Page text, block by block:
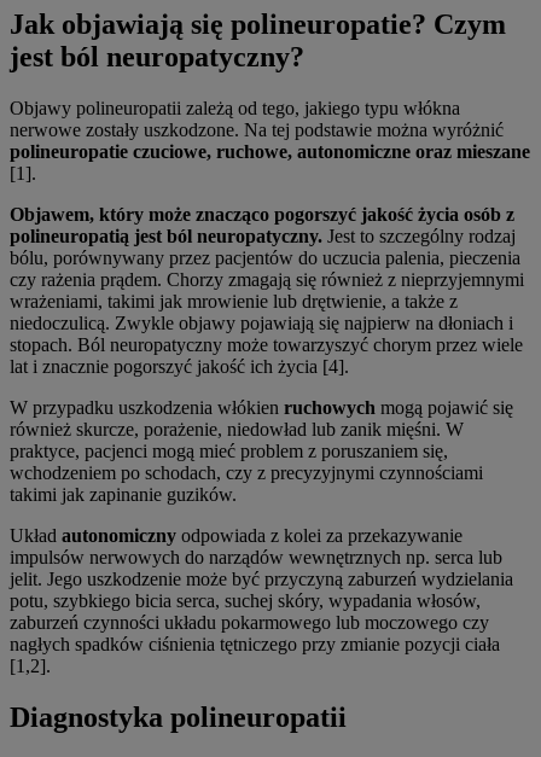
Jak objawiają się polineuropatie? Czym
jest ból neuropatyczny?
Objawy polineuropatii zależą od tego, jakiego typu włókna
nerwowe zostały uszkodzone. Na tej podstawie można wyróżnić
polineuropatie czuciowe, ruchowe, autonomiczne oraz mieszane
[1].
Objawem, który może znacząco pogorszyć jakość życia osób z
polineuropatią jest ból neuropatyczny. Jest to szczególny rodzaj
bólu, porównywany przez pacjentów do uczucia palenia, pieczenia
czy rażenia prądem. Chorzy zmagają się również z nieprzyjemnymi
wrażeniami, takimi jak mrowienie lub drętwienie, a także z
niedoczulicą. Zwykle objawy pojawiają się najpierw na dłoniach i
stopach. Ból neuropatyczny może towarzyszyć chorym przez wiele
lat i znacznie pogorszyć jakość ich życia [4].
W przypadku uszkodzenia włókien ruchowych mogą pojawić się
również skurcze, porażenie, niedowład lub zanik mięśni. W
praktyce, pacjenci mogą mieć problem z poruszaniem się,
wchodzeniem po schodach, czy z precyzyjnymi czynnościami
takimi jak zapinanie guzików.
Układ autonomiczny odpowiada z kolei za przekazywanie
impulsów nerwowych do narządów wewnętrznych np. serca lub
jelit. Jego uszkodzenie może być przyczyną zaburzeń wydzielania
potu, szybkiego bicia serca, suchej skóry, wypadania włosów,
zaburzeń czynności układu pokarmowego lub moczowego czy
nagłych spadków ciśnienia tętniczego przy zmianie pozycji ciała
[1,2].
Diagnostyka polineuropatii